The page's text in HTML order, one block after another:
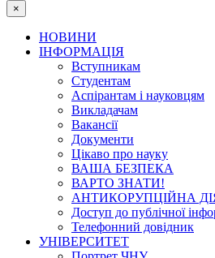
×
НОВИНИ
ІНФОРМАЦІЯ
Вступникам
Студентам
Аспірантам і науковцям
Викладачам
Вакансії
Документи
Цікаво про науку
ВАША БЕЗПЕКА
ВАРТО ЗНАТИ!
АНТИКОРУПЦІЙНА
Доступ до публічної
Телефонний довідник
УНІВЕРСИТЕТ